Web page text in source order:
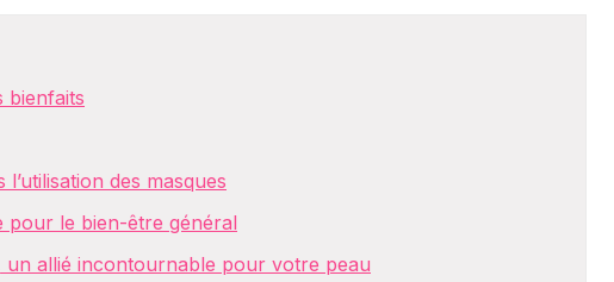
bienfaits
des masques
pour le bien-être général
un allié incontournable pour votre peau